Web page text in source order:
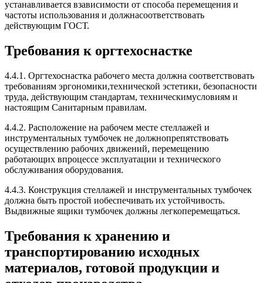
устанавливается взависимости от способа перемещения и
частоты использования и должнасоответствовать
действующим ГОСТ.
Требования к оргтехоснастке
4.4.1. Оргтехоснастка рабочего места должна соответствовать
требованиям эргономики,технической эстетики, безопасности
труда, действующим стандартам, техническимусловиям и
настоящим Санитарным правилам.
4.4.2. Расположение на рабочем месте стеллажей и
инструментальных тумбочек не должнопрепятствовать
осуществлению рабочих движений, перемещению
работающих впроцессе эксплуатации и технического
обслуживания оборудования.
4.4.3. Конструкция стеллажей и инструментальных тумбочек
должна быть простой иобеспечивать их устойчивость.
Выдвижные ящики тумбочек должны легкоперемещаться.
Требования к хранению и
транспортированию исходных
материалов, готовой продукции и